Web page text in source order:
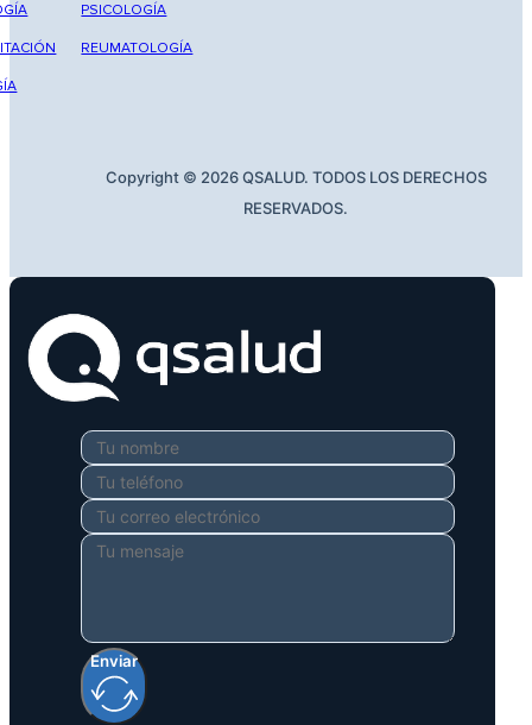
PSICOLOGÍA
REUMATOLOGÍA
Copyright © 2026 QSALUD. TODOS LOS DERECHOS
RESERVADOS.
Enviar